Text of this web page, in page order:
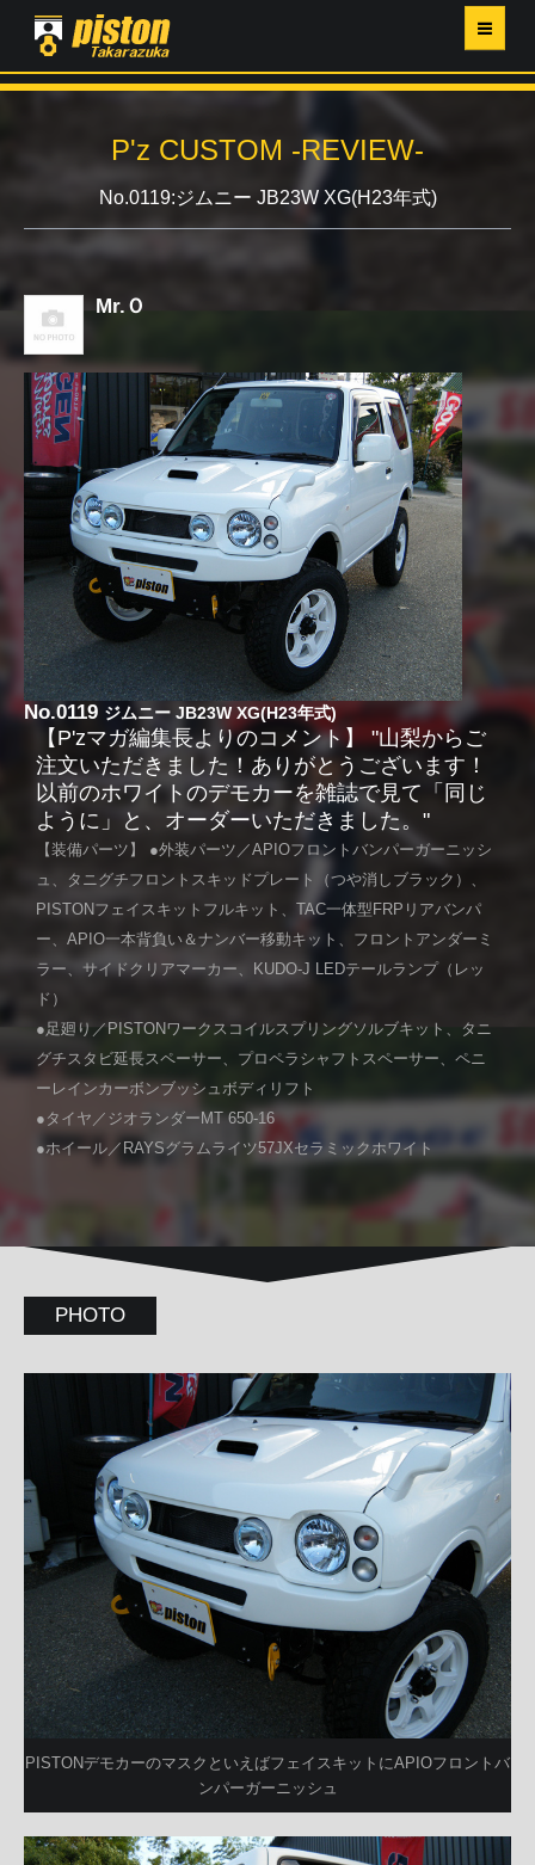
P'Z MAGAZINE
PISTON YAHOO店
店舗ご案内
P'z CUSTOM -REVIEW-
No.0119:ジムニー JB23W XG(H23年式)
Mr.Ｏ
No.0119 ジムニー JB23W XG(H23年式)
【P'zマガ編集長よりのコメント】 "山梨からご
注文いただきました！ありがとうございます！
以前のホワイトのデモカーを雑誌で見て「同じ
ように」と、オーダーいただきました。"
【装備パーツ】 ●外装パーツ／APIOフロントバンパーガーニッシ
ュ、タニグチフロントスキッドプレート（つや消しブラック）、
PISTONフェイスキットフルキット、TAC一体型FRPリアバンパ
ー、APIO一本背負い＆ナンバー移動キット、フロントアンダーミ
ラー、サイドクリアマーカー、KUDO-J LEDテールランプ（レッ
ド）
●足廻り／PISTONワークスコイルスプリングソルブキット、タニ
グチスタビ延長スペーサー、プロペラシャフトスペーサー、ペニ
ーレインカーボンブッシュボディリフト
●タイヤ／ジオランダーMT 650-16
●ホイール／RAYSグラムライツ57JXセラミックホワイト
PHOTO
PISTONデモカーのマスクといえばフェイスキットにAPIOフロントバ
ンパーガーニッシュ